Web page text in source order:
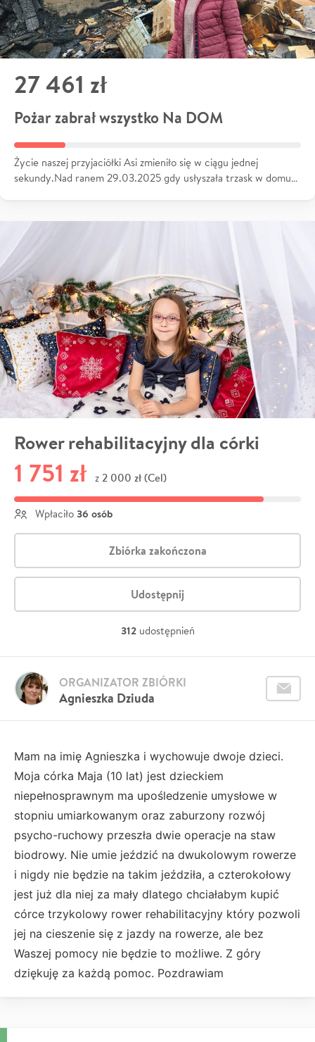
27 461 zł
Pożar zabrał wszystko Na DOM
Życie naszej przyjaciółki Asi zmieniło się w ciągu jednej
sekundy.Nad ranem 29.03.2025 gdy usłyszała trzask w domu…
Rower rehabilitacyjny dla córki
1 751 zł z 2 000 zł (Cel)
Wpłaciło 36 osób
Zbiórka zakończona
Udostępnij
312 udostępnień
Agnieszka Dziuda
ORGANIZATOR ZBIÓRKI
Mam na imię Agnieszka i wychowuje dwoje dzieci.
Moja córka Maja (10 lat) jest dzieckiem
niepełnosprawnym ma upośledzenie umysłowe w
stopniu umiarkowanym oraz zaburzony rozwój
psycho-ruchowy przeszła dwie operacje na staw
biodrowy. Nie umie jeździć na dwukolowym rowerze
i nigdy nie będzie na takim jeździła, a czterokołowy
jest już dla niej za mały dlatego chciałabym kupić
córce trzykolowy rower rehabilitacyjny który pozwoli
jej na cieszenie się z jazdy na rowerze, ale bez
Waszej pomocy nie będzie to możliwe. Z góry
dziękuję za każdą pomoc. Pozdrawiam